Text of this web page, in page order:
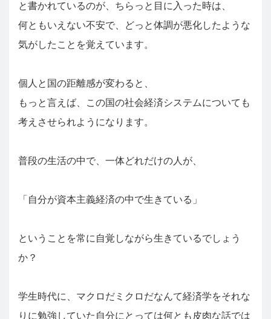
と書かれているのが、ちらっと目に入った時は、
何ともいえない不安で、どっと体調が悪化したような
気がしたことを覚えています。
個人と国の距離感が変わると、
もっと言えば、この国の社会経済システムについても
考えさせられようになります。
普段の生活の中で、一体どれだけの人が、
「自分が資本主義経済の中で生きている」
ということを常に自覚しながら生きているでしょう
か？
学生時代に、マクロだミクロだなんて経済学をそれな
りに勉強していた自分にとっては何とも皮肉な話では